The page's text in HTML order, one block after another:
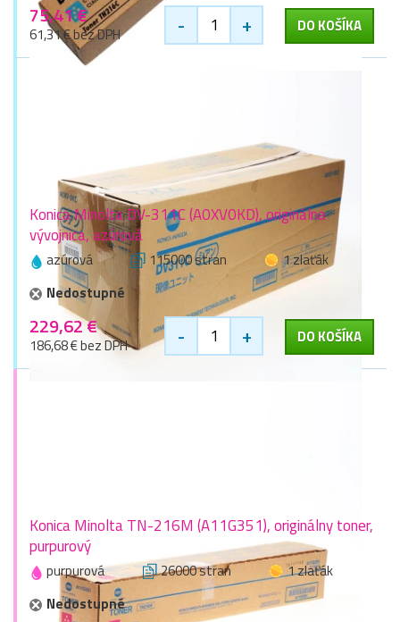
75,41 €
61,31 € bez DPH - + DO KOŠÍKA
Konica Minolta DV-311C (A0XV0KD), originálna
vývojnica, azúrová
azúrová 115000 stran
1 zlaťák
Nedostupné
229,62 €
186,68 € bez DPH - + DO KOŠÍKA
Konica Minolta TN-216M (A11G351), originálny toner,
purpurový
purpurová 26000 stran
1 zlaťák
Nedostupné